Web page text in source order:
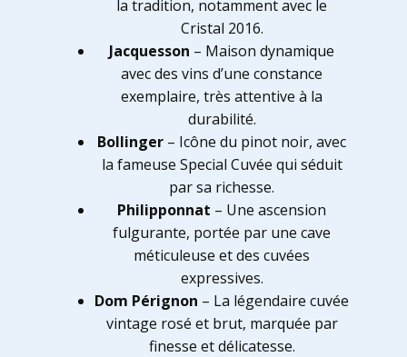
la tradition, notamment avec le
Cristal 2016.
Jacquesson – Maison dynamique
avec des vins d’une constance
exemplaire, très attentive à la
durabilité.
Bollinger – Icône du pinot noir, avec
la fameuse Special Cuvée qui séduit
par sa richesse.
Philipponnat – Une ascension
fulgurante, portée par une cave
méticuleuse et des cuvées
expressives.
Dom Pérignon – La légendaire cuvée
vintage rosé et brut, marquée par
finesse et délicatesse.